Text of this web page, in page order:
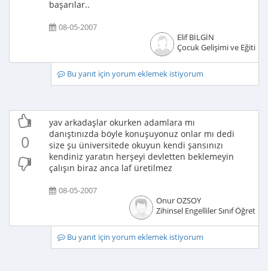
başarılar..
08-05-2007
Elif BİLGİN
Çocuk Gelişimi ve
Bu yanıt için yorum eklemek istiyorum
0
yav arkadaşlar okurken adamlara mı
danıştınızda böyle konuşuyonuz onlar mı dedi
size şu üniversitede okuyun kendi şansınızı
kendiniz yaratın herşeyi devletten beklemeyin
çalışın biraz anca laf üretilmez
08-05-2007
Onur OZSOY
Zihinsel Engelliler Sınıf
Bu yanıt için yorum eklemek istiyorum